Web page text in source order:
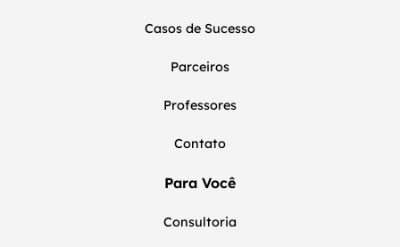
Casos de Sucesso
Parceiros
Professores
Contato
Para Você
Consultoria